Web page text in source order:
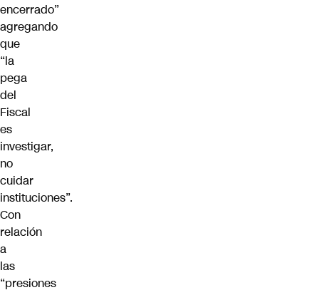
encerrado”
agregando
que
“la
pega
del
Fiscal
es
investigar,
no
cuidar
instituciones”.
Con
relación
a
las
“presiones